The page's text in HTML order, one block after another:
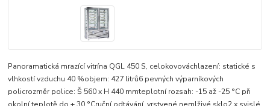
Panoramatická mrazící vitrína QGL 450 S, celokovováchlazení: statické s
vlhkostí vzduchu 40 %objem: 427 litrů6 pevných výparníkových
policrozměr police: Š 560 x H 440 mmteplotní rozsah: -15 až -25 °C při